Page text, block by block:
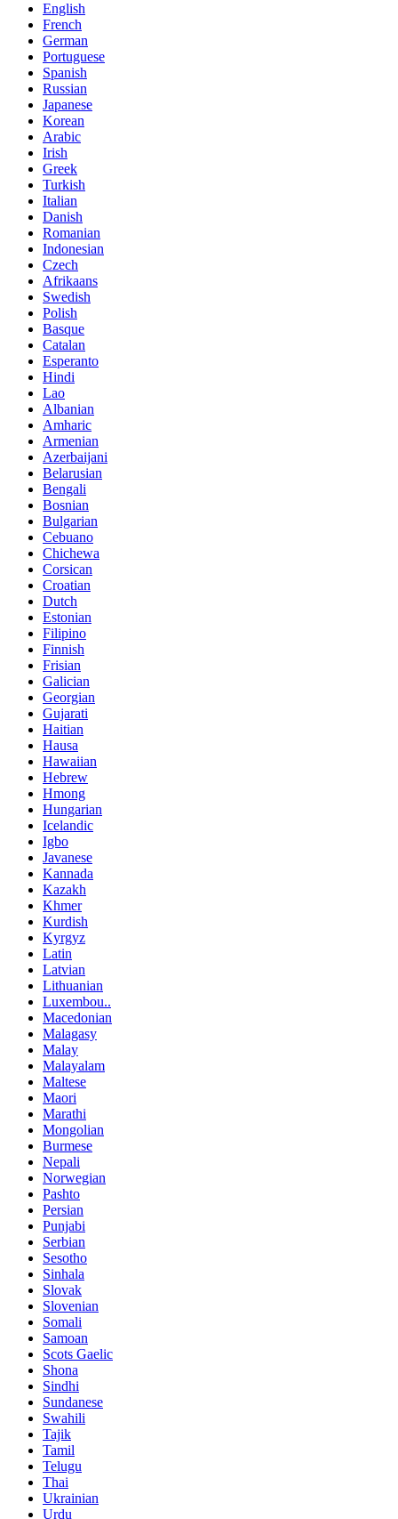
English
French
German
Portuguese
Spanish
Russian
Japanese
Korean
Arabic
Irish
Greek
Turkish
Italian
Danish
Romanian
Indonesian
Czech
Afrikaans
Swedish
Polish
Basque
Catalan
Esperanto
Hindi
Lao
Albanian
Amharic
Armenian
Azerbaijani
Belarusian
Bengali
Bosnian
Bulgarian
Cebuano
Chichewa
Corsican
Croatian
Dutch
Estonian
Filipino
Finnish
Frisian
Galician
Georgian
Gujarati
Haitian
Hausa
Hawaiian
Hebrew
Hmong
Hungarian
Icelandic
Igbo
Javanese
Kannada
Kazakh
Khmer
Kurdish
Kyrgyz
Latin
Latvian
Lithuanian
Luxembou..
Macedonian
Malagasy
Malay
Malayalam
Maltese
Maori
Marathi
Mongolian
Burmese
Nepali
Norwegian
Pashto
Persian
Punjabi
Serbian
Sesotho
Sinhala
Slovak
Slovenian
Somali
Samoan
Scots Gaelic
Shona
Sindhi
Sundanese
Swahili
Tajik
Tamil
Telugu
Thai
Ukrainian
Urdu